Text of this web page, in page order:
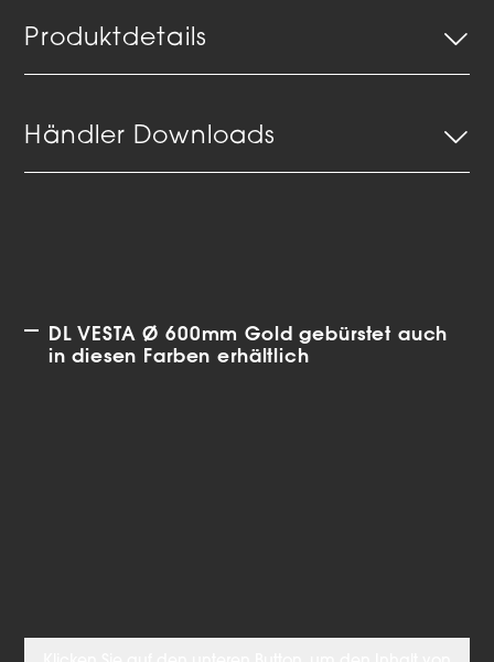
Produktdetails
Händler Downloads
DL VESTA Ø 600mm Gold gebürstet auch
in diesen Farben erhältlich